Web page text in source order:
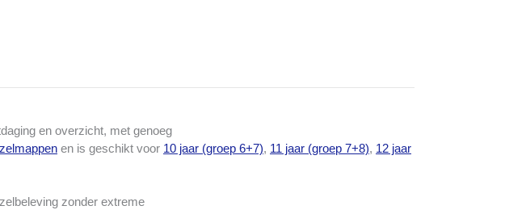
en overzicht, met genoeg
en is geschikt voor 10 jaar (groep 6+7), 11 jaar (groep 7+8), 12 jaar
zonder extreme